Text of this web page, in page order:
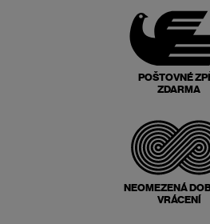
POŠTOVNÉ
ZDARMA
NEOMEZENÁ
VRÁCENÍ